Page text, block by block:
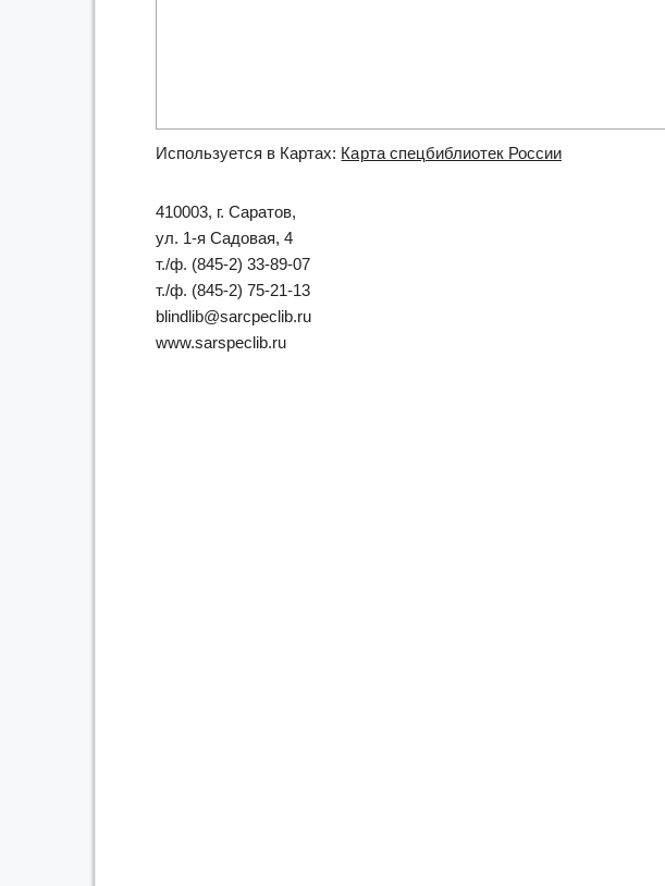
Используется в Картах: Карта спецбиблиотек России
410003, г. Саратов,
ул. 1-я Садовая, 4
т./ф. (845-2) 33-89-07
т./ф. (845-2) 75-21-13
blindlib@sarcpeclib.ru
www.sarspeclib.ru